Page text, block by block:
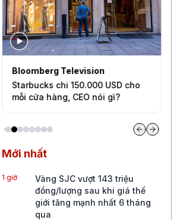
Bloomberg Television
Starbucks chi 150.000 USD cho
mỗi cửa hàng, CEO nói gì?
Mới nhất
1 giờ
Vàng SJC vượt 143 triệu
đồng/lượng sau khi giá thế
giới tăng mạnh nhất 6 tháng
qua